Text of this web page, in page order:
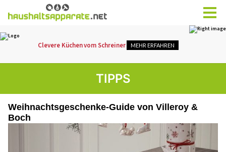
TIPPS
Weihnachtsgeschenke-Guide von Villeroy &
Boch